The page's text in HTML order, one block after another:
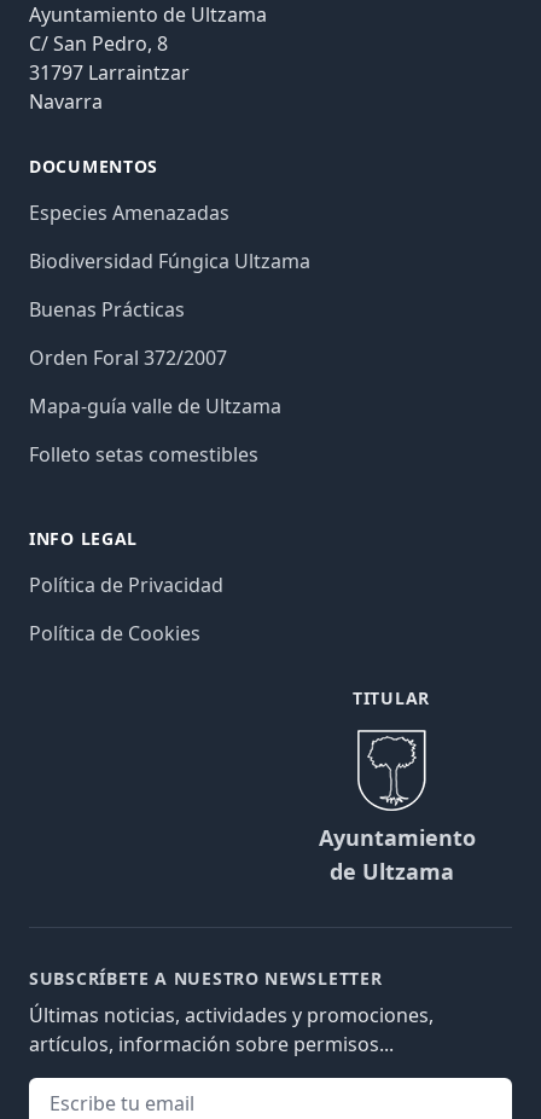
Ayuntamiento de Ultzama
C/ San Pedro, 8
31797 Larraintzar
Navarra
DOCUMENTOS
Especies Amenazadas
Biodiversidad Fúngica Ultzama
Buenas Prácticas
Orden Foral 372/2007
Mapa-guía valle de Ultzama
Folleto setas comestibles
INFO LEGAL
Política de Privacidad
Política de Cookies
TITULAR
Ayuntamiento
de Ultzama
SUBSCRÍBETE A NUESTRO NEWSLETTER
Últimas noticias, actividades y promociones,
artículos, información sobre permisos...